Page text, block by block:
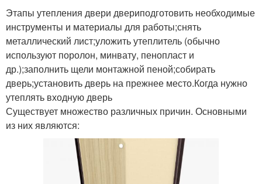
Этапы утепления двери двериподготовить необходимые
инструменты и материалы для работы;снять
металлический лист;уложить утеплитель (обычно
используют поролон, минвату, пенопласт и
др.);заполнить щели монтажной пеной;собирать
дверь;установить дверь на прежнее место.Когда нужно
утеплять входную дверь
Существует множество различных причин. Основными
из них являются: